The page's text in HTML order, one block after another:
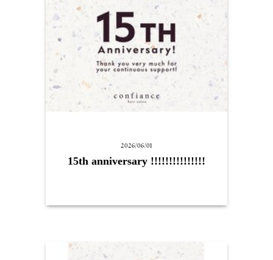
2026/06/01
15th anniversary !!!!!!!!!!!!!!!